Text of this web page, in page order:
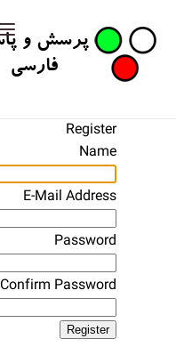
Register
Name
E-Mail Address
Password
Confirm Password
Register